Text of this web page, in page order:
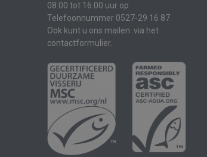
08:00 tot 16:00 uur op
Telefoonnummer 0527-29 16 87.
Ook kunt u ons mailen via het
contactformulier.